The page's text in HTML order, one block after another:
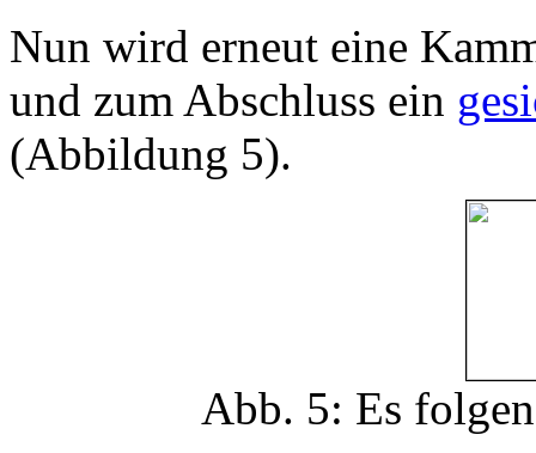
Nun wird erneut eine
und zum Abschluss ein
(Abbildung 5).
Abb. 5: Es